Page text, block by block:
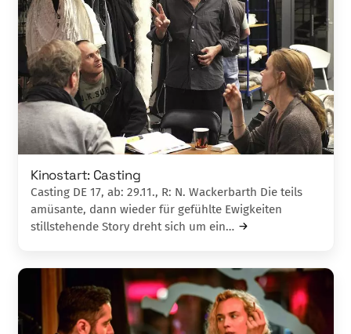
Kinostart: Casting
Casting DE 17, ab: 29.11., R: N. Wackerbarth Die teils
amüsante, dann wieder für gefühlte Ewigkeiten
stillstehende Story dreht sich um ein…